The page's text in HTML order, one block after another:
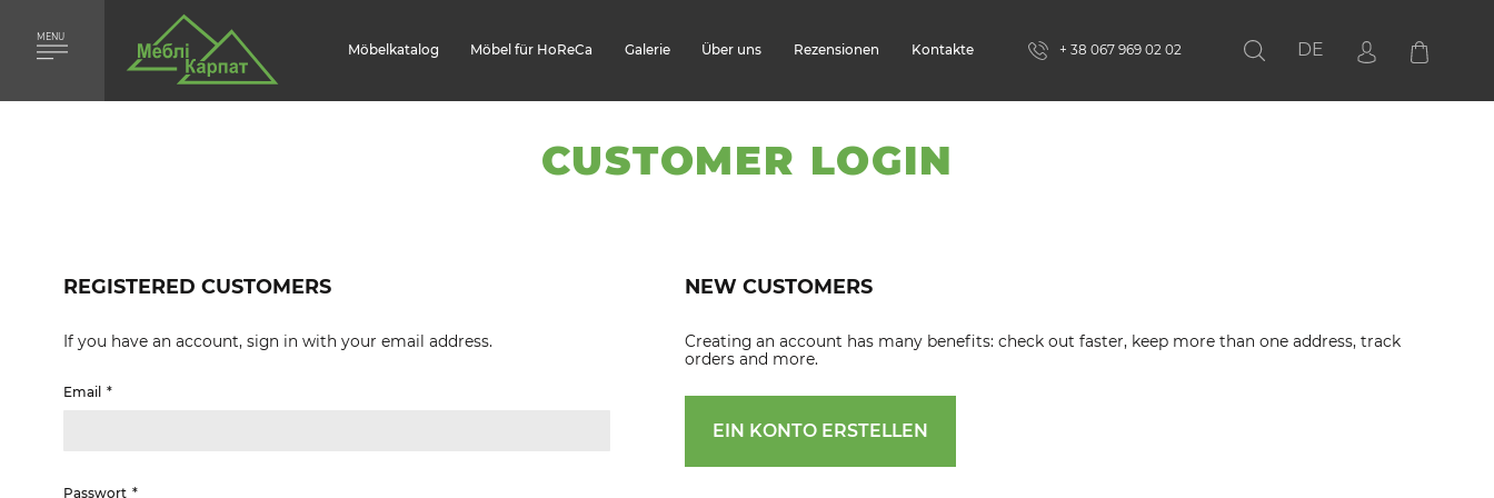
MENU
Möbelkatalog Möbel für HoReCa Galerie Über uns Rezensionen Kontakte + 38 067 969 02 02 SearchDE
CUSTOMER LOGIN
REGISTERED CUSTOMERS
If you have an account, sign in with your email address.
Email
Passwort
NEW CUSTOMERS
Creating an account has many benefits: check out faster, keep more than one address, track
orders and more.
EIN KONTO ERSTELLEN